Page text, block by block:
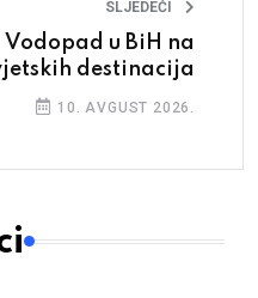
SLJEDEĆI
Vodopad u BiH na
destinacija
10. AVGUST 2026.